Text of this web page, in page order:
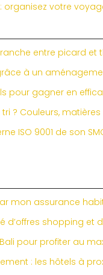
organisez votre
entre picard et
à un
pour gagner en
? Couleurs,
ISO 9001 de son
mon assurance
shopping et
pour profiter au
: les hôtels à